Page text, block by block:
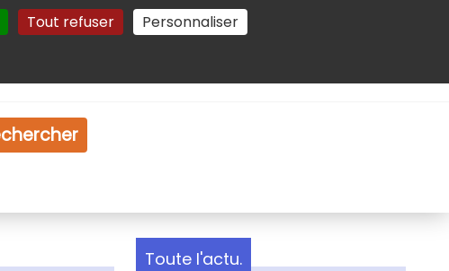
Tout refuser Personnaliser
site Gestion des cookies
Toute l'actu.